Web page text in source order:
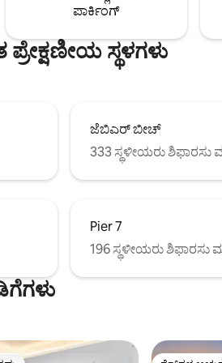
ಸೂಪರ್‌ಹೋಸ್ಟ್
ಪಾರ್ಕಿಂಗ್
ಸ್ಥಳಗಳು
ಜೆಬಿಎರ್ ಬೀಚ್
333 ಸ್ಥಳೀಯರು ಶಿಫಾರಸು
Pier 7
196 ಸ್ಥಳೀಯರು ಶಿಫಾರಸು